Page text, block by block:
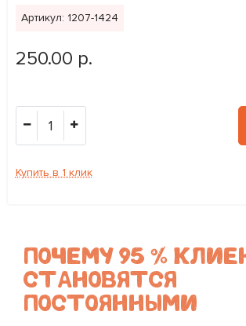
Артикул: 1207-1424
250.00 р.
1
Купить в 1 клик
ПОЧЕМУ 95 %
СТАНОВЯТСЯ
ПОСТОЯННЫМИ